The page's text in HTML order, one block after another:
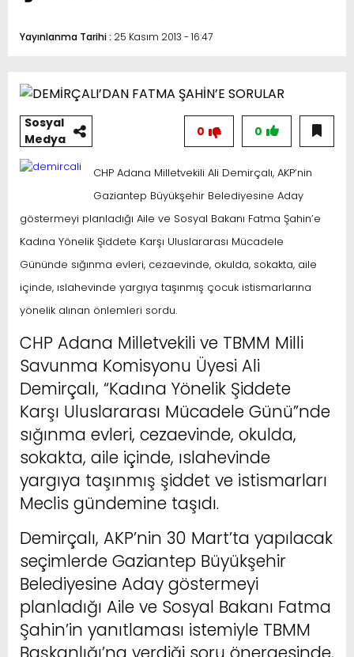
Yayınlanma Tarihi : 25 Kasım 2013 - 16:47
Sosyal
Medya
0
0
CHP Adana Milletvekili Ali Demirçalı, AKP’nin
Gaziantep Büyükşehir Belediyesine Aday
göstermeyi planladığı Aile ve Sosyal Bakanı Fatma Şahin’e
Kadına Yönelik Şiddete Karşı Uluslararası Mücadele
Gününde sığınma evleri, cezaevinde, okulda, sokakta, aile
içinde, ıslahevinde yargıya taşınmış çocuk istismarlarına
yönelik alınan önlemleri sordu.
CHP Adana Milletvekili ve TBMM Milli
Savunma Komisyonu Üyesi Ali
Demirçalı, “Kadına Yönelik Şiddete
Karşı Uluslararası Mücadele Günü”nde
sığınma evleri, cezaevinde, okulda,
sokakta, aile içinde, ıslahevinde
yargıya taşınmış şiddet ve istismarları
Meclis gündemine taşıdı.
Demirçalı, AKP’nin 30 Mart’ta yapılacak
seçimlerde Gaziantep Büyükşehir
Belediyesine Aday göstermeyi
planladığı Aile ve Sosyal Bakanı Fatma
Şahin’in yanıtlaması istemiyle TBMM